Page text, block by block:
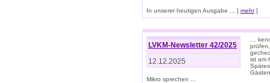
In unserer heutigen Ausgabe ... [ mehr]
LVKM-Newsletter 42/2025
12.12.2025
…
ist am
Mikro sprechen ...